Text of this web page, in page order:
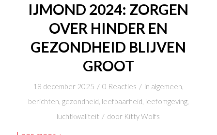
IJMOND 2024: ZORGEN
OVER HINDER EN
GEZONDHEID BLIJVEN
GROOT
18 december 2025 / 0 Reacties / in algemeen,
berichten, gezondheid, leefbaarheid, leefomgeving,
luchtkwaliteit / door Kitty Wolfs